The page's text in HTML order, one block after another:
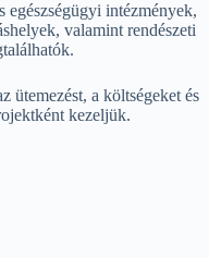
intézmények,
valamint rendészeti
ütemezést, a költségeket és
kezeljük.